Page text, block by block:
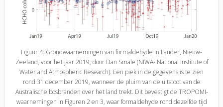
Figuur 4: Grondwaarnemingen van formaldehyde in Lauder, Nieuw-
Zeeland, voor het jaar 2019, door Dan Smale (NIWA- National Institute of
Water and Atmospheric Research). Een piek in de gegevens is te zien
rond 31 december 2019, wanneer de pluim van de uitstoot van de
Australische bosbranden over het land trekt. Dit bevestigt de TROPOMI-
waarnemingen in Figuren 2 en 3, waar formaldehyde rond dezelfde tijd